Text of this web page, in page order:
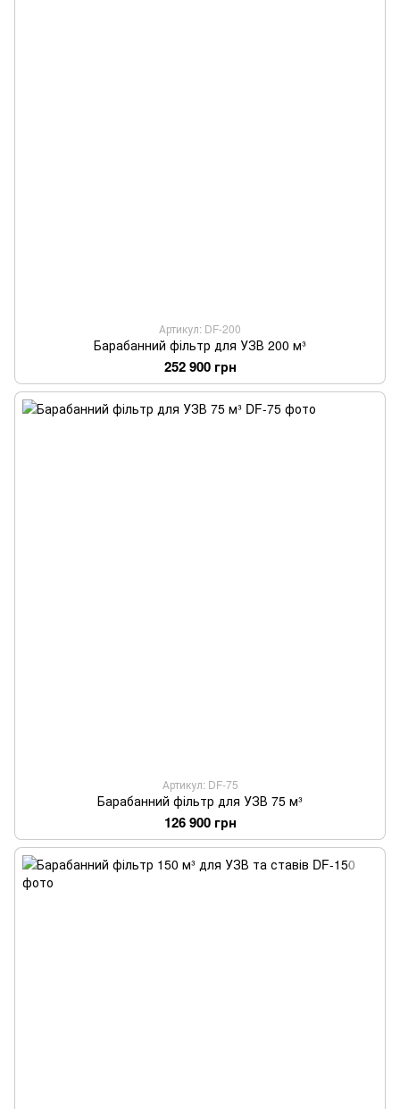
Артикул: DF-200
Барабанний фільтр для УЗВ 200 м³
252 900 грн
Артикул: DF-75
Барабанний фільтр для УЗВ 75 м³
126 900 грн